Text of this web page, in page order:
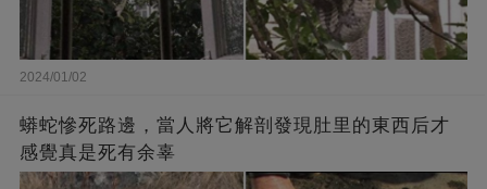
2024/01/02
蟒蛇慘死路邊，當人將它解剖發現肚里的東西后才
感覺真是死有余辜